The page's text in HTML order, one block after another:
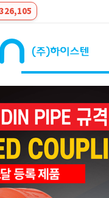
등록 제품